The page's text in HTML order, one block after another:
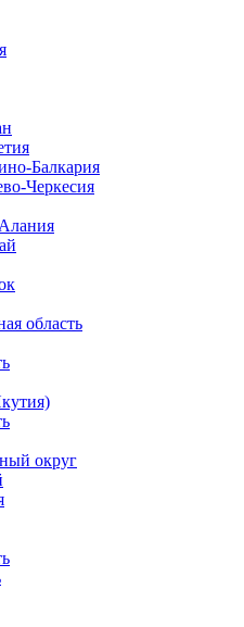
Балкария
Черкесия
область
округ